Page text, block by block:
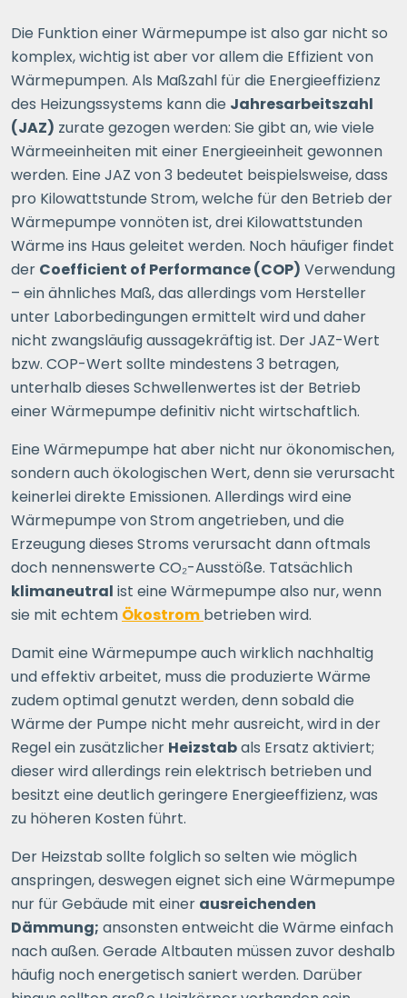
Die Funktion einer Wärmepumpe ist also gar nicht so
komplex, wichtig ist aber vor allem die Effizient von
Wärmepumpen. Als Maßzahl für die Energieeffizienz
des Heizungssystems kann die Jahresarbeitszahl
(JAZ) zurate gezogen werden: Sie gibt an, wie viele
Wärmeeinheiten mit einer Energieeinheit gewonnen
werden. Eine JAZ von 3 bedeutet beispielsweise, dass
pro Kilowattstunde Strom, welche für den Betrieb der
Wärmepumpe vonnöten ist, drei Kilowattstunden
Wärme ins Haus geleitet werden. Noch häufiger findet
der Coefficient of Performance (COP) Verwendung
– ein ähnliches Maß, das allerdings vom Hersteller
unter Laborbedingungen ermittelt wird und daher
nicht zwangsläufig aussagekräftig ist. Der JAZ-Wert
bzw. COP-Wert sollte mindestens 3 betragen,
unterhalb dieses Schwellenwertes ist der Betrieb
einer Wärmepumpe definitiv nicht wirtschaftlich.
Eine Wärmepumpe hat aber nicht nur ökonomischen,
sondern auch ökologischen Wert, denn sie verursacht
keinerlei direkte Emissionen. Allerdings wird eine
Wärmepumpe von Strom angetrieben, und die
Erzeugung dieses Stroms verursacht dann oftmals
doch nennenswerte CO₂-Ausstöße. Tatsächlich
klimaneutral ist eine Wärmepumpe also nur, wenn
sie mit echtem Ökostrom betrieben wird.
Damit eine Wärmepumpe auch wirklich nachhaltig
und effektiv arbeitet, muss die produzierte Wärme
zudem optimal genutzt werden, denn sobald die
Wärme der Pumpe nicht mehr ausreicht, wird in der
Regel ein zusätzlicher Heizstabals Ersatz aktiviert;
dieser wird allerdings rein elektrisch betrieben und
besitzt eine deutlich geringere Energieeffizienz, was
zu höheren Kosten führt.
Der Heizstab sollte folglich so selten wie möglich
anspringen, deswegen eignet sich eine Wärmepumpe
nur für Gebäude mit einer ausreichenden
Dämmung; ansonsten entweicht die Wärme einfach
nach außen. Gerade Altbauten müssen zuvor deshalb
häufig noch energetisch saniert werden. Darüber